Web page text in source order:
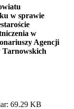
w sprawie
w
Agencji
Tarnowskich
69.29 KB